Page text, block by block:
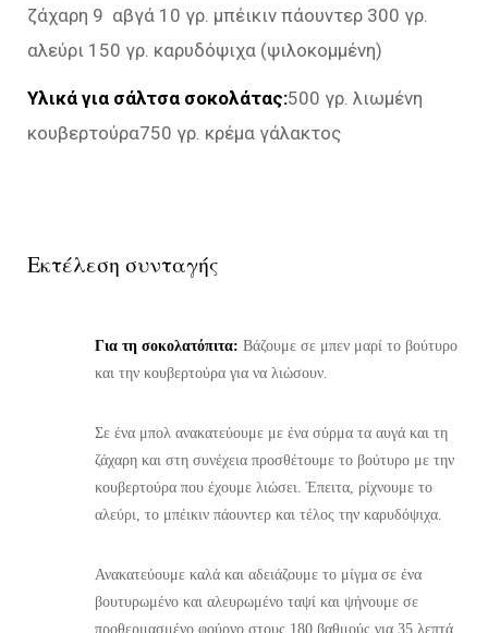
ζάχαρη 9 αβγά 10 γρ. μπέικιν πάουντερ 300 γρ.
αλεύρι 150 γρ. καρυδόψιχα (ψιλοκομμένη)
Υλικά για σάλτσα σοκολάτας:500 γρ. λιωμένη
κουβερτούρα750 γρ. κρέμα γάλακτος
Εκτέλεση συνταγής
Για τη σοκολατόπιτα: Βάζουμε σε μπεν μαρί το βούτυρο
και την κουβερτούρα για να λιώσουν.
Σε ένα μπολ ανακατεύουμε με ένα σύρμα τα αυγά και τη
ζάχαρη και στη συνέχεια προσθέτουμε το βούτυρο με την
κουβερτούρα που έχουμε λιώσει. Έπειτα, ρίχνουμε το
αλεύρι, το μπέικιν πάουντερ και τέλος την καρυδόψιχα.
Ανακατεύουμε καλά και αδειάζουμε το μίγμα σε ένα
βουτυρωμένο και αλευρωμένο ταψί και ψήνουμε σε
προθερμασμένο φούρνο στους 180 βαθμούς για 35 λεπτά